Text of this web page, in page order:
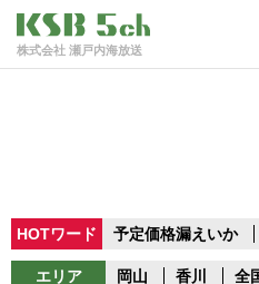
株式会社 瀬戸内海放送
HOTワード 予定価格漏えいか
エリア 岡山 香川 全